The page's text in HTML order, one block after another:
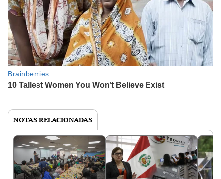
NOTAS RELACIONADAS